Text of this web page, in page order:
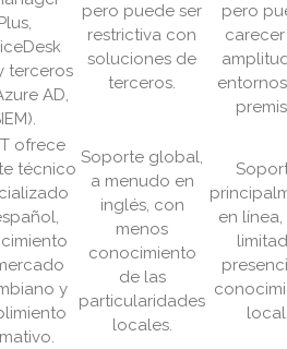
terceros
AD,
pero puede ser
restrictiva con
soluciones de
terceros.
pero
ofrece
técnico
y
Soporte global,
a menudo en
inglés, con
menos
conocimiento
de las
particularidades
locales.
en